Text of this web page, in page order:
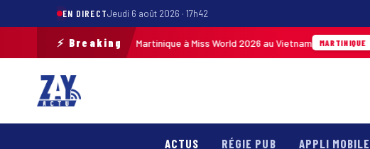
EN DIRECTJeudi 6 août 2026 · 17h42
⚡ Breaking
représenter la Martinique à Miss World 2026 au Vietnam MARTINIQUE Hier · 14h14
ACTUS RÉGIE PUB APPLI MOBILE